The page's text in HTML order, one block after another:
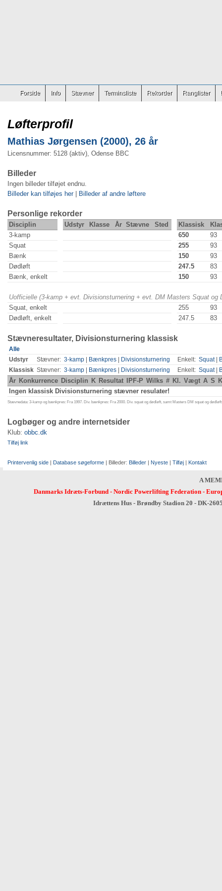
Forside Info Stævner Terminsliste Rekorder Ranglister
Løfterprofil
Mathias Jørgensen (2000), 26 år
Licensnummer: 5128 (aktiv), Odense BBC
Billeder
Ingen billeder tilføjet endnu.
Billeder kan tilføjes her| Billeder af andre løftere
Personlige rekorder
Disciplin Udstyr Klasse År Stævne Sted Klassisk
3-kamp
650
93
Squat
255
93
Bænk
150
93
Dødløft
247.5
83
Bænk, enkelt
150 93
Uofficielle (3-kamp + evt. Divisionsturnering + evt. DM Masters Squat
Squat, enkelt
255
93
Dødløft, enkelt
247.5 83
Stævneresultater, Divisionsturnering klassisk
Alle
Udstyr
Stævner: 3-kamp Bænkpres Divisionsturnering Enkelt: Squat|
Klassisk Stævner: 3-kamp Bænkpres Divisionsturnering Enkelt: Squat|
År Konkurrence Disciplin K Resultat IPF-P Wilks # Kl. Vægt A S
Ingen klassisk Divisionsturnering stævner resulater!
Stævnedata: 3-kamp og bænkpres: Fra 1997. Div. bænkpres: Fra 2000. Div. squat og dødløft, samt Masters DM squat og
Logbøger og andre internetsider
Klub: obbc.dk
Tilføj link
Printervenlig side | Database søgeforme | Billeder: Billeder | Nyeste | Tilføj | Kontakt
A
Danmarks Idræts-Forbund- Nordic Powerlifting Federation-
Idrættens Hus - Brøndby Stadion 20 - DK-